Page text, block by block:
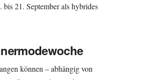
21. September als hybrides
können – abhängig von